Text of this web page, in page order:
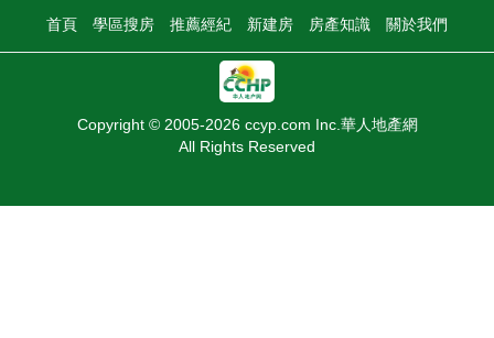
首頁 學區搜房 推薦經紀 新建房 房產知識 關於我們
Copyright © 2005-2026 ccyp.com Inc.華人地產網
All Rights Reserved